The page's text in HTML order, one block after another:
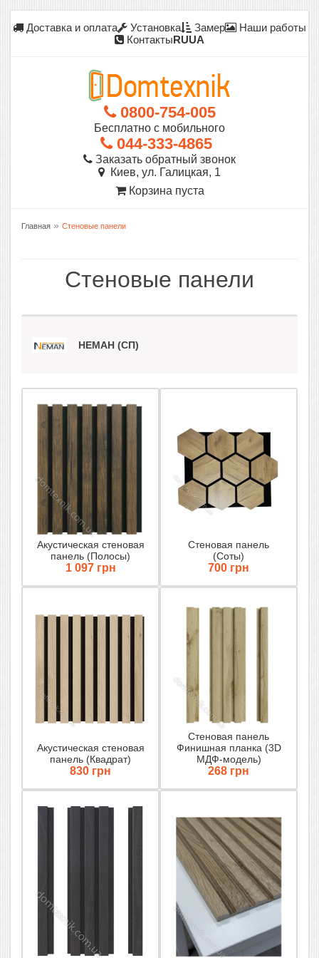
Доставка и оплата Установка Замер
Наши работы
КонтактыRUUA
0800-754-005
Бесплатно с мобильного
044-333-4865
Заказать обратный звонок
Киев, ул. Галицкая, 1
Корзина пуста
Главная » Стеновые панели
Стеновые панели
НЕМАН (СП)
Акустическая стеновая
панель (Полосы)
1 097 грн
Стеновая панель
(Соты)
700 грн
Акустическая стеновая
панель (Квадрат)
830 грн
Стеновая панель
Финишная планка (3D
МДФ-модель)
268 грн